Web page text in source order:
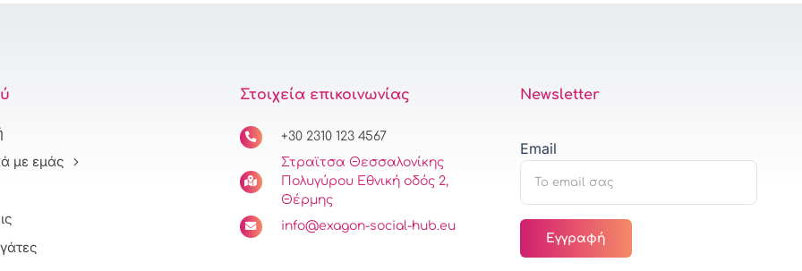
με εμάς
Στοιχεία επικοινωνίας
+30 2310 123 4567
Στραϊτσα Θεσσαλονίκης
Πολυγύρου Εθνική οδός 2,
Θέρμης
info@exagon-social-hub.eu
Newsletter
Email